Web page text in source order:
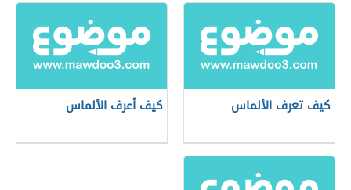
كيف تعرف الألماس كيف أعرف الألماس